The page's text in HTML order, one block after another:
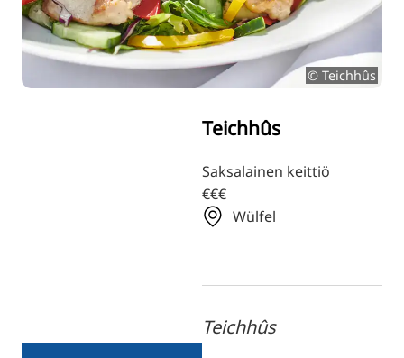
ZH
© Teichhûs
Teichhûs
Saksalainen keittiö
€€€
Wülfel
Teichhûs